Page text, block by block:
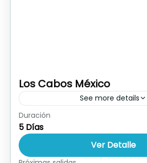
Los Cabos México
See more details
Ver Publicidad Descargar
Hoy
Duración
5 Días
Ver Detalle